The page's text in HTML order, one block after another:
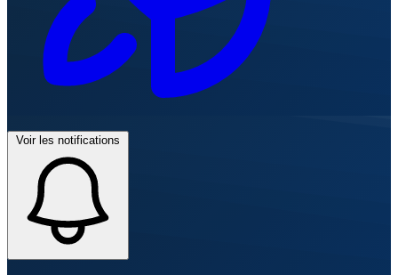
Voir les notifications